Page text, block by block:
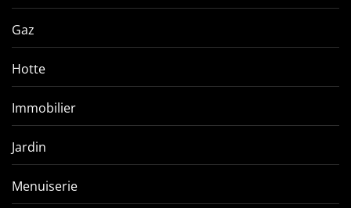
Gaz
Hotte
Immobilier
Jardin
Menuiserie